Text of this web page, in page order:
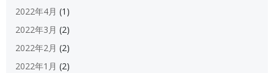
2022年4月 (1)
2022年3月 (2)
2022年2月 (2)
2022年1月 (2)